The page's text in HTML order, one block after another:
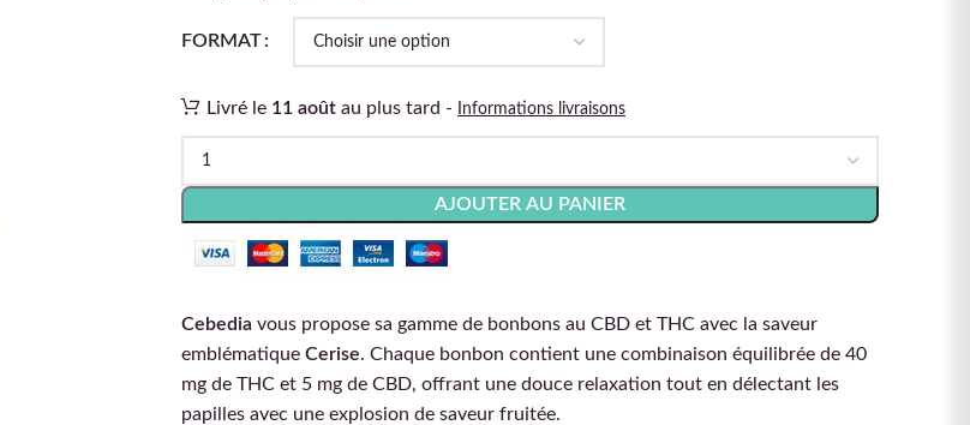
FORMAT
Livré le 11 août au plus tard - Informations livraisons
AJOUTER AU PANIER
Cebedia vous propose sa gamme de bonbons au CBD et THC avec la saveur
emblématique Cerise. Chaque bonbon contient une combinaison équilibrée de 40
mg de THC et 5 mg de CBD, offrant une douce relaxation tout en délectant les
papilles avec une explosion de saveur fruitée.